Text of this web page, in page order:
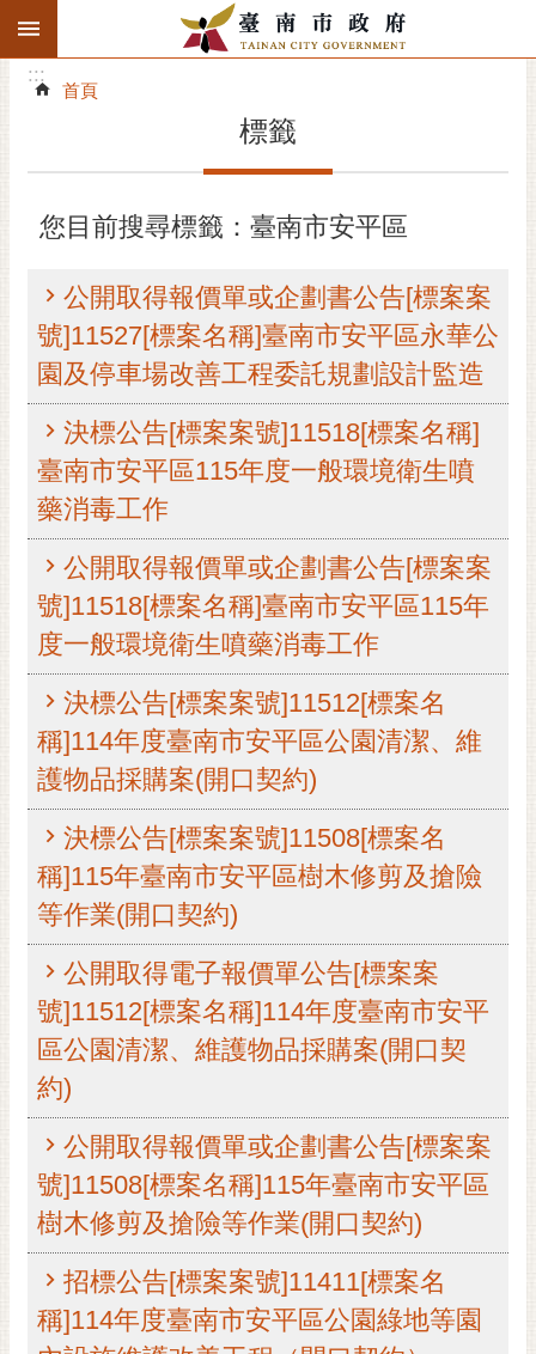
跳到主要內容區塊
搜
階
精彩府城
市府團隊
主題服務
市政資訊
市民互動
偉
螢
泉
桐
網
站
訂
RSS
閱
子
報
民
:::
:::
首頁
標籤
您目前搜尋標籤：臺南市安平區
公開取得報價單或企劃書公告[標案案
號]11527[標案名稱]臺南市安平區永華公
園及停車場改善工程委託規劃設計監造
決標公告[標案案號]11518[標案名稱]
臺南市安平區115年度一般環境衛生噴
藥消毒工作
公開取得報價單或企劃書公告[標案案
號]11518[標案名稱]臺南市安平區115年
度一般環境衛生噴藥消毒工作
決標公告[標案案號]11512[標案名
稱]114年度臺南市安平區公園清潔、維
護物品採購案(開口契約)
決標公告[標案案號]11508[標案名
稱]115年臺南市安平區樹木修剪及搶險
等作業(開口契約)
公開取得電子報價單公告[標案案
號]11512[標案名稱]114年度臺南市安平
區公園清潔、維護物品採購案(開口契
約)
公開取得報價單或企劃書公告[標案案
號]11508[標案名稱]115年臺南市安平區
樹木修剪及搶險等作業(開口契約)
招標公告[標案案號]11411[標案名
稱]114年度臺南市安平區公園綠地等園